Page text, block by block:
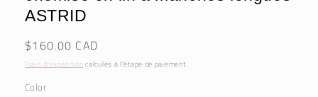
modale
ASTRID
Prix
habituel
$160.00 CAD
Frais d'expédition calculés à l'étape de paiement.
Color